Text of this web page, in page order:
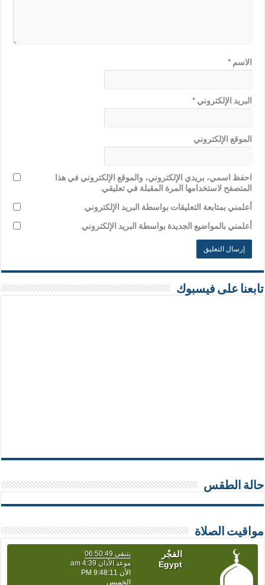
الاسم*
البريد الإلكتروني*
الموقع الإلكتروني
احفظ اسمي، بريدي الإلكتروني، والموقع الإلكتروني في هذا
المتصفح لاستخدامها المرة المقبلة في تعليقي.
أعلمني بمتابعة التعليقات بواسطة البريد الإلكتروني.
أعلمني بالمواضيع الجديدة بواسطة البريد الإلكتروني.
تابعنا على فيسبوك
حالة الطقس
مواقيت الصلاة